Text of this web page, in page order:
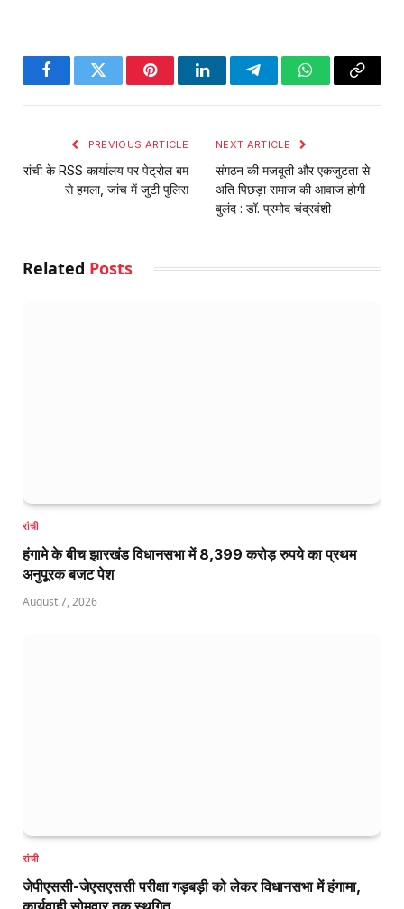
FacebookTwitter PinterestLinkedInTelegramWhatsApp
Copy
PREVIOUS ARTICLE
रांची के RSS कार्यालय पर पेट्रोल बम
से हमला, जांच में जुटी पुलिस
NEXT ARTICLE
संगठन की मजबूती और एकजुटता से
अति पिछड़ा समाज की आवाज होगी
बुलंद : डॉ. प्रमोद चंद्रवंशी
Related Posts
रांची
हंगामे के बीच झारखंड विधानसभा में 8,399 करोड़ रुपये का प्रथम
अनुपूरक बजट पेश
August 7, 2026
रांची
जेपीएससी-जेएसएससी परीक्षा गड़बड़ी को लेकर विधानसभा में हंगामा,